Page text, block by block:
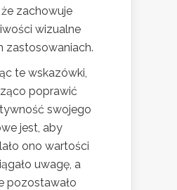
zachowuje
wizualne
zastosowaniach.
te wskazówki,
poprawić
swojego
jest, aby
ono wartości
uwagę, a
pozostawało